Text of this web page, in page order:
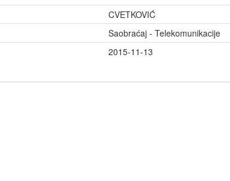
CVETKOVIĆ
Saobraćaj - Telekomunikacije
2015-11-13